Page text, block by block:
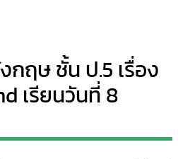
กฤษ ชั้น ป.5 เรื่อง
เรียนวันที่ 8